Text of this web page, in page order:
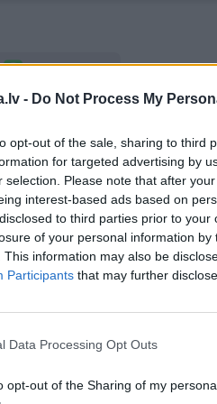
- Do Not Process My
opt-out of the sale, sharing to third
for targeted advertising by
selection. Please note that after
interest-based ads based on
to third parties prior to
of your personal information by
This information may also be
Participants that may further
Data Processing Opt Outs
opt-out of the Sharing of my
WHATSAPP
POLICIJA AKTUĀLI
autortiesību objekts
lasi
profilu vai kādu